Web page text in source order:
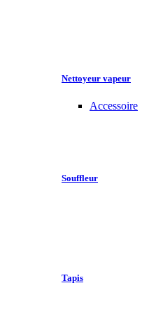
Nettoyeur vapeur
Accessoire
Souffleur
Tapis